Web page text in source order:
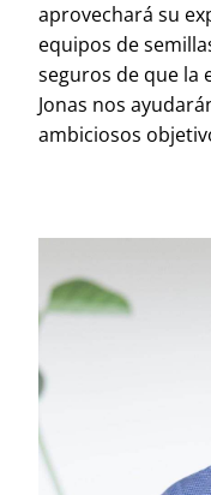
aprovechará su
equipos de
seguros de que la
Jonas nos
ambiciosos